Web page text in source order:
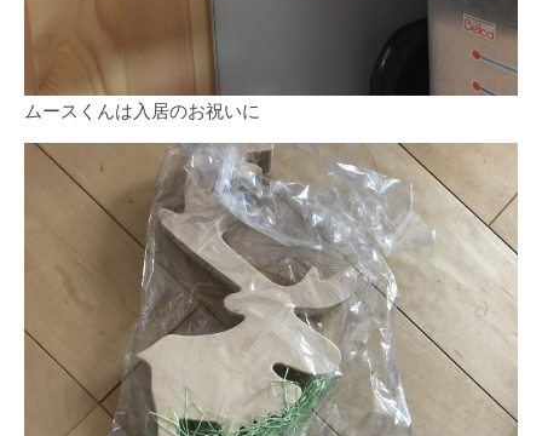
ムースくんは入居のお祝いに